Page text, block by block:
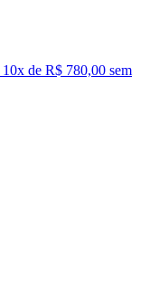
10x de R$ 780,00 sem